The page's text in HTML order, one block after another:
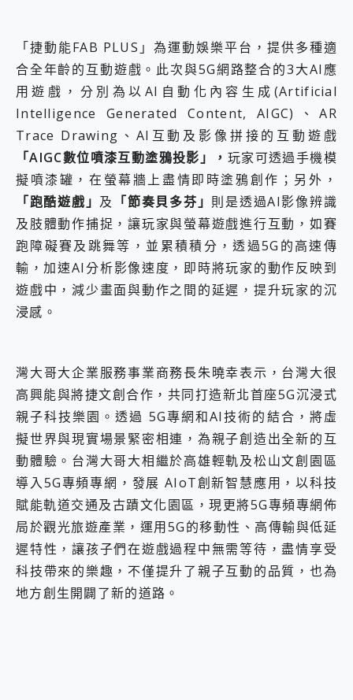
「捷動能FAB PLUS」為運動娛樂平台，提供多種適
合全年齡的互動遊戲。此次與5G網路整合的3大AI應
用遊戲，分別為以AI自動化內容生成(Artificial
Intelligence Generated Content, AIGC)、AR
Trace Drawing、AI互動及影像拼接的互動遊戲
「AIGC數位噴漆互動塗鴉投影」， 玩家可透過手機模
擬噴漆罐，在螢幕牆上盡情即時塗鴉創作；另外，
「跑酷遊戲」及 「節奏貝多芬」 則是透過AI影像辨識
及肢體動作捕捉，讓玩家與螢幕遊戲進行互動，如賽
跑障礙賽及跳舞等，並累積積分，透過5G的高速傳
輸，加速AI分析影像速度，即時將玩家的動作反映到
遊戲中，減少畫面與動作之間的延遲，提升玩家的沉
浸感。
灣大哥大企業服務事業商務長朱曉幸表示，台灣大很
高興能與將捷文創合作，共同打造新北首座5G沉浸式
親子科技樂園。透過 5G專網和AI技術的結合，將虛
擬世界與現實場景緊密相連，為親子創造出全新的互
動體驗。台灣大哥大相繼於高雄輕軌及松山文創園區
導入5G專頻專網，發展 AIoT創新智慧應用，以科技
賦能軌道交通及古蹟文化園區，現更將5G專頻專網佈
局於觀光旅遊產業，運用5G的移動性、高傳輸與低延
遲特性，讓孩子們在遊戲過程中無需等待，盡情享受
科技帶來的樂趣，不僅提升了親子互動的品質，也為
地方創生開闢了新的道路。